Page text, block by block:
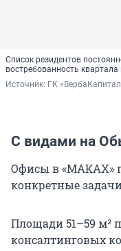
Список резидентов
востребованность
Источник: ГК
С видами на
Офисы в «МАКАХ»
конкретные
Площади 51–59 м²
консалтинговых